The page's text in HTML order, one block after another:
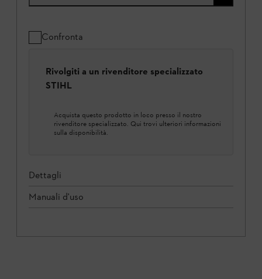
Confronta
Rivolgiti a un rivenditore specializzato
STIHL
Acquista questo prodotto in loco presso il nostro
rivenditore specializzato. Qui trovi ulteriori informazioni
sulla disponibilità.
Dettagli
Manuali d'uso